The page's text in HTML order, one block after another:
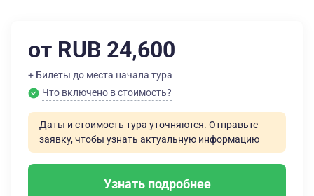
от RUB 24,600
+ Билеты до места начала тура
Что включено в стоимость?
Даты и стоимость тура уточняются. Отправьте
заявку, чтобы узнать актуальную информацию
Узнать подробнее